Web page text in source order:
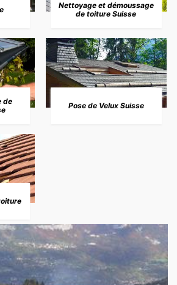
Nettoyage et démoussage
de toiture Suisse
de
Pose de Velux Suisse